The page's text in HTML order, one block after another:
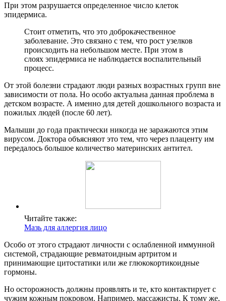
При этом разрушается определенное число клеток
эпидермиса.
Стоит отметить, что это доброкачественное
заболевание. Это связано с тем, что рост узелков
происходить на небольшом месте. При этом в
слоях эпидермиса не наблюдается воспалительный
процесс.
От этой болезни страдают люди разных возрастных групп вне
зависимости от пола. Но особо актуальна данная проблема в
детском возрасте. А именно для детей дошкольного возраста и
пожилых людей (после 60 лет).
Малыши до года практически никогда не заражаются этим
вирусом. Доктора объясняют это тем, что через плаценту им
передалось большое количество материнских антител.
Читайте также:
Мазь для аллергия лицо
Особо от этого страдают личности с ослабленной иммунной
системой, страдающие ревматоидным артритом и
принимающие цитостатики или же глюкокортикоидные
гормоны.
Но осторожность должны проявлять и те, кто контактирует с
чужим кожным покровом. Например, массажисты. К тому же,